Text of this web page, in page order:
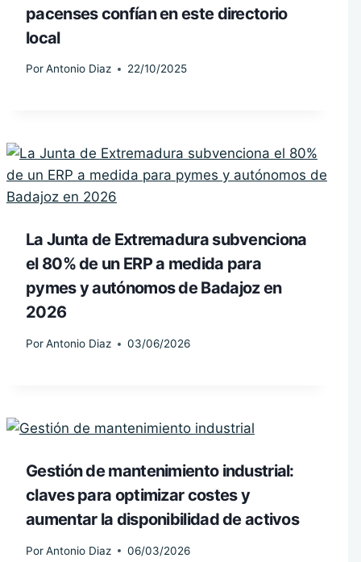
pacenses confían en este directorio
local
PorAntonio Diaz 22/10/2025
La Junta de Extremadura subvenciona
el 80% de un ERP a medida para
pymes y autónomos de Badajoz en
2026
PorAntonio Diaz 03/06/2026
Gestión de mantenimiento industrial:
claves para optimizar costes y
aumentar la disponibilidad de activos
PorAntonio Diaz 06/03/2026